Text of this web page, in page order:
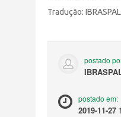
Tradução: IBRASPAL
postado
postado em:
2019-11-27